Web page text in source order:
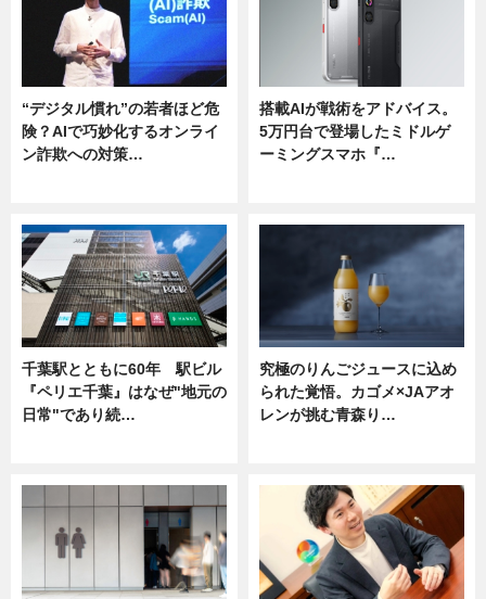
“デジタル慣れ”の若者ほど危
険？AIで巧妙化するオンライ
ン詐欺への対策…
搭載AIが戦術をアドバイス。
5万円台で登場したミドルゲ
ーミングスマホ『…
千葉駅とともに60年 駅ビル
『ペリエ千葉』はなぜ"地元の
日常"であり続…
究極のりんごジュースに込め
られた覚悟。カゴメ×JAアオ
レンが挑む青森り…